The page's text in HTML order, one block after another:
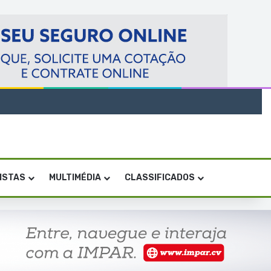
MULTIMÉDIA CLASSIFICADOS